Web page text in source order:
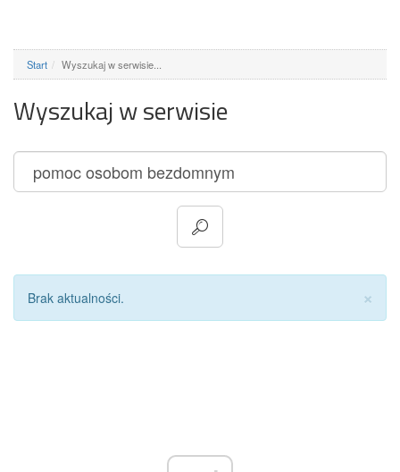
Start Wyszukaj w serwisie...
Wyszukaj w serwisie
×
Brak aktualności.